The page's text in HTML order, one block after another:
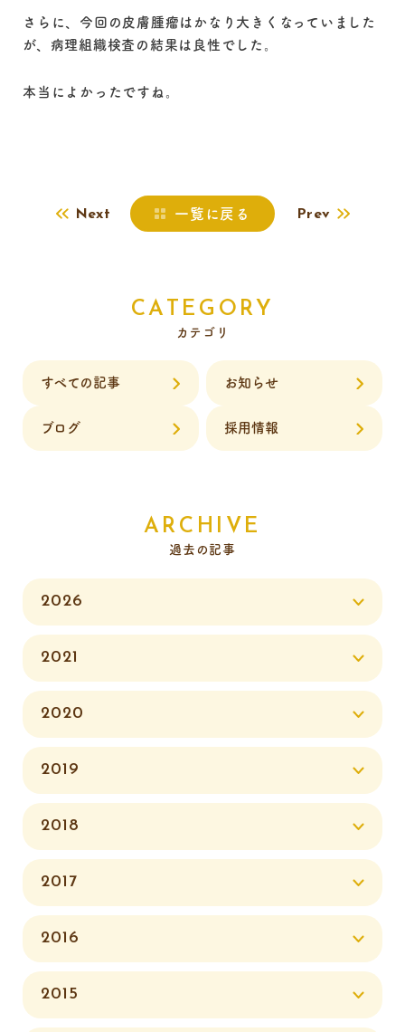
さらに、今回の皮膚腫瘤はかなり大きくなっていました
が、病理組織検査の結果は良性でした。
本当によかったですね。
Next 一覧に戻る Prev
CATEGORY
カテゴリ
すべての記事 お知らせ
ブログ 採用情報
ARCHIVE
過去の記事
2026
2021
2020
2019
2018
2017
2016
2015